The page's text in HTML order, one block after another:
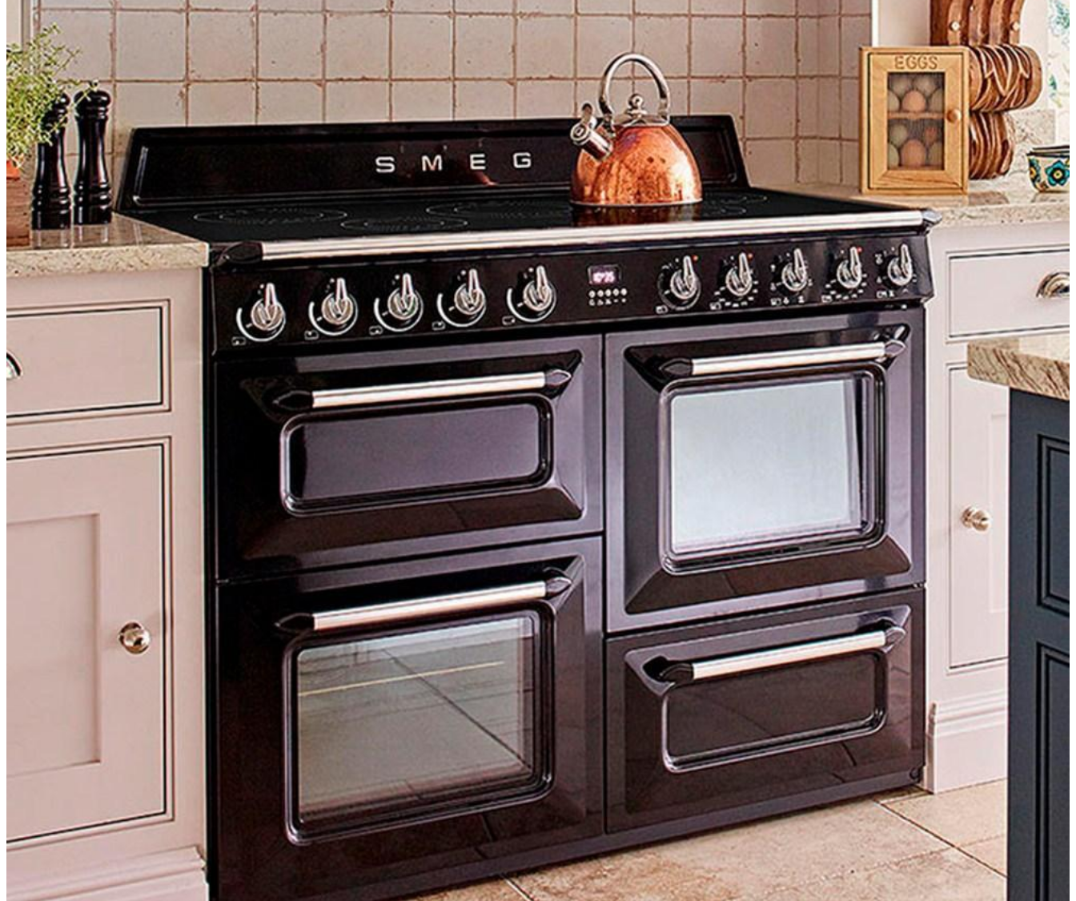
автохолодильников
автокондиционера
автоматики для генераторов
автоматики управления
автоматики вентустановок
автомобильных телевизоров
автомоек
автотрансформаторов
багги
бактерицидной лампы
беговых дорожек
бензобуров
бензогенераторов
бензоножниц
бензопил
бензорезов
бензорезов
беспроводных систем мониторинга
беспроводных систем презентаций
бетоноломов
бетономешалок
безменов
блоков диспетчеризации
блоков коммутации
блоков охлаждения
блоков подключения
блоков управления
брудеров
чаеварок
чайников
часов настенных
датчиков качества воздуха
дельташлифмашин
депиляторов
депозитных машин
держателей с беспроводной зарядкой автомобильных для телефона
дестратификаторов
детекторов проводки